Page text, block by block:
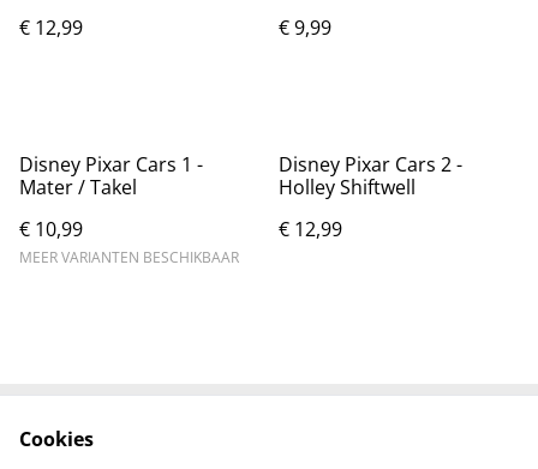
€ 12,99
€ 9,99
Disney Pixar Cars 1 -
Mater / Takel
€ 10,99
MEER VARIANTEN BESCHIKBAAR
Disney Pixar Cars 2 -
Holley Shiftwell
€ 12,99
Neem contact met
Cookies